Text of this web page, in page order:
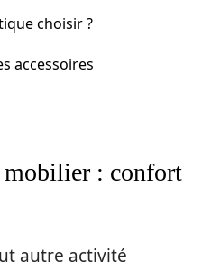
choisir ?
accessoires
: confort
autre activité